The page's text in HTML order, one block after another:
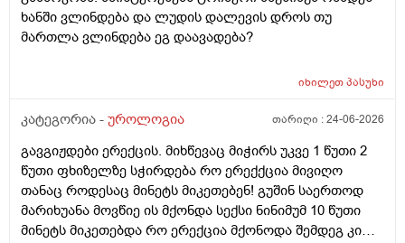
ხანში ვლინდება და ლუდის დალევის დროს თუ
მართლა ვლინდება ეგ დაავადება?
იხილეთპასუხი
კატეგორია - უროლოგია თარიღი :24-06-2026
გავგიჟდები ერექცის. მიხწევაც მიჭირს უკვე 1 წუთი 2
წუთი ფხიზელზე სჭირდება რო ერექქცია მივიღო
თანაც როდესაც მინეტს მიკეთებენ! გუშინ საერთოდ
მარიხუანა მოვწიე ის მქონდა სექსი ნინიმუმ 10 წუთი
მინეტს მიკეთებდა რო ერექცია მქონოდა შემდეგ კი